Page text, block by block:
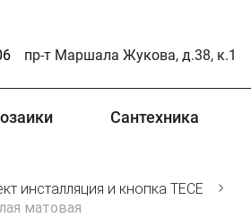
пр-т Маршала Жукова, д.38, к.1
Сантехника
инсталляция и кнопка TECE
матовая